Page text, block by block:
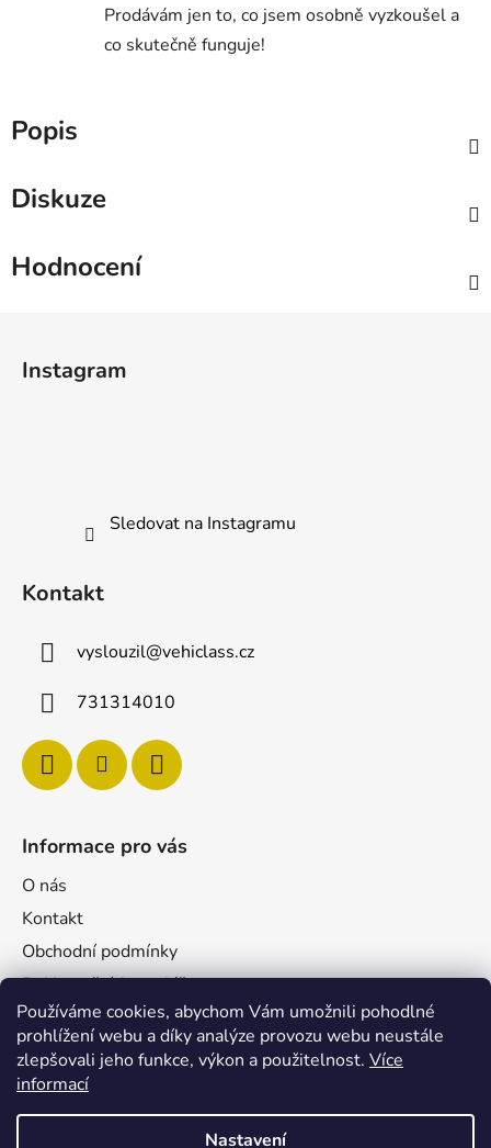
Používáme cookies, abychom Vám umožnili pohodlné
prohlížení webu a díky analýze provozu webu neustále
zlepšovali jeho funkce, výkon a použitelnost. Více
informací
Nastavení
Prodávám jen to, co jsem osobně vyzkoušel a
co skutečně funguje!
Popis
Diskuze
Hodnocení
Instagram
Sledovat na Instagramu
Kontakt
vyslouzil@vehiclass.cz
731314010
Informace pro vás
O nás
Kontakt
Obchodní podmínky
Reklamační formulář
Podmínky ochrany osobních údajů
Velkoobchod
Pro firmy